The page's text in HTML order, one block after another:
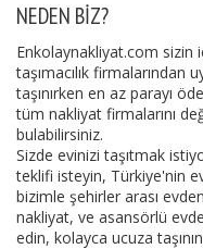
NEDEN BIZ?
Enkolaynakliyat.com sizin
taşımacılık
taşınırken en az parayı
tüm nakliyat firmalarını
bulabilirsiniz.
Sizde evinizi taşıtmak
teklifi isteyin, Türkiye'nin
bizimle şehirler arası
nakliyat, ve asansörlü
edin, kolayca ucuza